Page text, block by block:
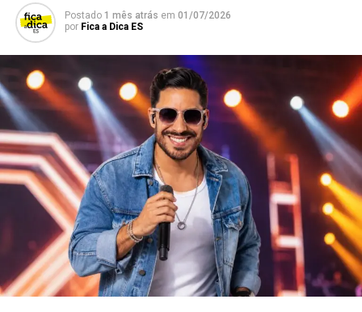
Postado 1 mês atrás em 01/07/2026
por Fica a Dica ES